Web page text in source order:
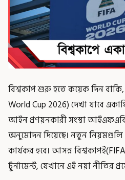
বিশ্বকাপ শুরু হতে কয়েক দিন
World Cup 2026) দেখা যাবে
আইন প্রণয়নকারী সংস্থা
অনুমোদন দিয়েছে। নতুন
কার্যকর হবে। আসন্ন
টুর্নামেন্ট, যেখানে এই নয়া নীতির